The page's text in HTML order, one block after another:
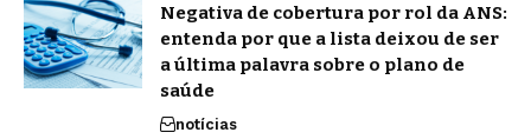
Negativa de cobertura por rol da ANS:
entenda por que a lista deixou de ser
a última palavra sobre o plano de
saúde
notícias